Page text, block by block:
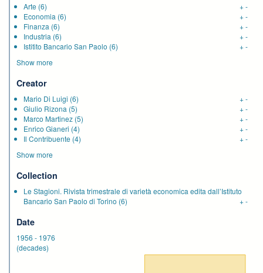
Arte (6) +-
Economia (6) +-
Finanza (6) +-
Industria (6) +-
Istitito Bancario San Paolo (6) +-
Show more
Creator
Mario Di Luigi (6) +-
Giulio Rizona (5) +-
Marco Martinez (5) +-
Enrico Gianeri (4) +-
Il Contribuente (4) +-
Show more
Collection
Le Stagioni. Rivista trimestrale di varietà economica edita dall’Istituto
Bancario San Paolo di Torino (6) +-
Date
1956 - 1976
(decades)